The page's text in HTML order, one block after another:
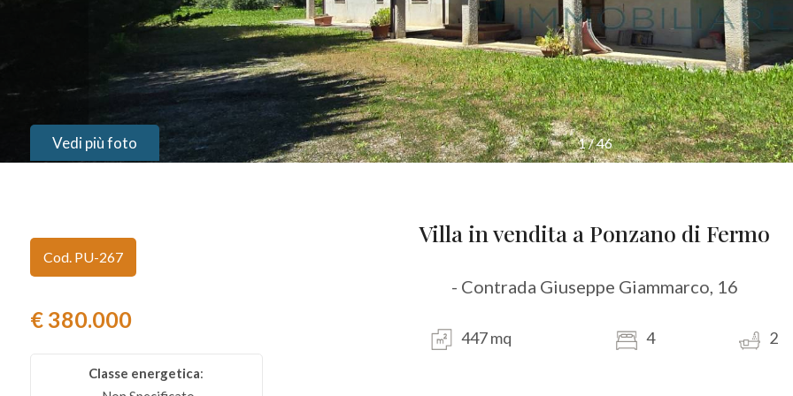
1/46
Vedi più foto
Cod. PU-267
€ 380.000
Classe energetica:
Villa in vendita a Ponzano di Fermo
- Contrada Giuseppe Giammarco, 16
447 mq 4 2
Tipologia
Residenziali